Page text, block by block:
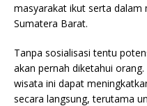
masyarakat ikut serta dalam
Sumatera Barat.
Tanpa sosialisasi tentu
akan pernah diketahui
wisata ini dapat
secara langsung, terutama